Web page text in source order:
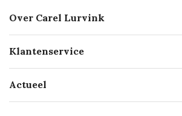
Over Carel Lurvink
Geschiedenis
Missie
Klantenservice
Bezorgen
Actueel